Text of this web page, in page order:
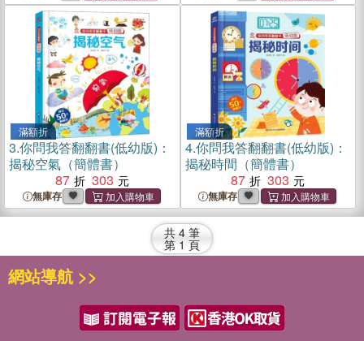
滿額折
3.你問我答翻翻書(低幼版)：
揭秘空氣（簡體書）
87
303
無庫存
滿額折
4.你問我答翻翻書(低幼版)：
揭秘時間（簡體書）
87
303
無庫存
共 4 筆
第 1 頁
網站導航 >>